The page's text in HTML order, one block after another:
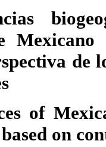
de
of
on